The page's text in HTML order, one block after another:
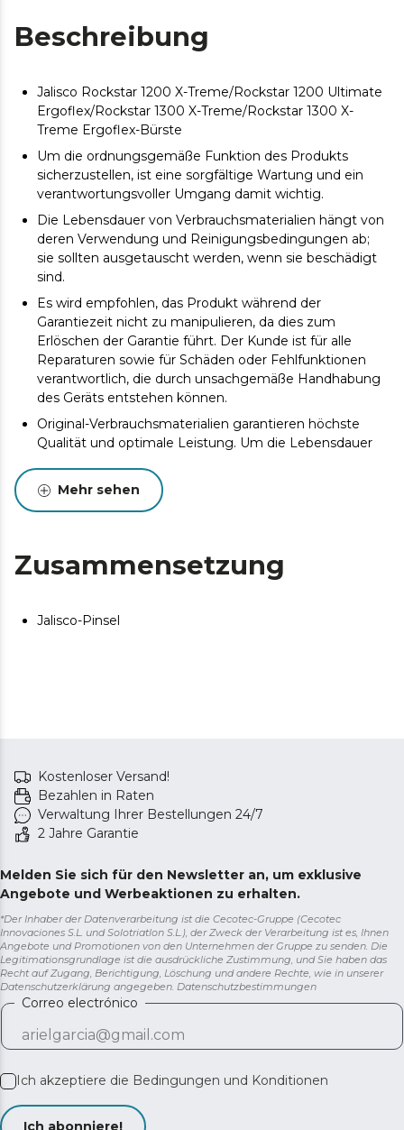
Beschreibung
Jalisco Rockstar 1200 X-Treme/Rockstar 1200 Ultimate
Ergoflex/Rockstar 1300 X-Treme/Rockstar 1300 X-
Treme Ergoflex-Bürste
Um die ordnungsgemäße Funktion des Produkts
sicherzustellen, ist eine sorgfältige Wartung und ein
verantwortungsvoller Umgang damit wichtig.
Die Lebensdauer von Verbrauchsmaterialien hängt von
deren Verwendung und Reinigungsbedingungen ab;
sie sollten ausgetauscht werden, wenn sie beschädigt
sind.
Es wird empfohlen, das Produkt während der
Garantiezeit nicht zu manipulieren, da dies zum
Erlöschen der Garantie führt. Der Kunde ist für alle
Reparaturen sowie für Schäden oder Fehlfunktionen
verantwortlich, die durch unsachgemäße Handhabung
des Geräts entstehen können.
Original-Verbrauchsmaterialien garantieren höchste
Qualität und optimale Leistung. Um die Lebensdauer
empfohlen.
Mehr sehen
Zusammensetzung
Jalisco-Pinsel
Kostenloser Versand!
Bezahlen in Raten
Verwaltung Ihrer Bestellungen 24/7
2 Jahre Garantie
Melden Sie sich für den Newsletter an, um exklusive
Angebote und Werbeaktionen zu erhalten.
*Der Inhaber der Datenverarbeitung ist die Cecotec-Gruppe (Cecotec
Innovaciones S.L. und Solotriatlon S.L.), der Zweck der Verarbeitung ist es, Ihnen
Angebote und Promotionen von den Unternehmen der Gruppe zu senden. Die
Legitimationsgrundlage ist die ausdrückliche Zustimmung, und Sie haben das
Recht auf Zugang, Berichtigung, Löschung und andere Rechte, wie in unserer
Datenschutzerklärung angegeben. Datenschutzbestimmungen
Correo electrónico
Ich akzeptiere die Bedingungen und Konditionen
Ich abonniere!